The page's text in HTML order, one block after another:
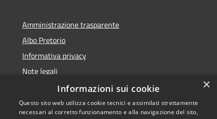
Amministrazione trasparente
Albo Pretorio
Informativa privacy
Note legali
Dichiarazione di accessibilità
×
Informazioni sui cookie
Questo sito web utilizza cookie tecnici e assimilati strettamente
necessari al corretto funzionamento e alla navigazione del sito,